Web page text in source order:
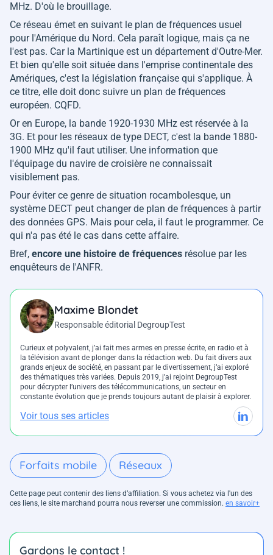
MHz. D'où le brouillage.
Ce réseau émet en suivant le plan de fréquences usuel
pour l'Amérique du Nord. Cela paraît logique, mais ça ne
l'est pas. Car la Martinique est un département d'Outre-Mer.
Et bien qu'elle soit située dans l'emprise continentale des
Amériques, c'est la législation française qui s'applique. À
ce titre, elle doit donc suivre un plan de fréquences
européen. CQFD.
Or en Europe, la bande 1920-1930 MHz est réservée à la
3G. Et pour les réseaux de type DECT, c'est la bande 1880-
1900 MHz qu'il faut utiliser. Une information que
l'équipage du navire de croisière ne connaissait
visiblement pas.
Pour éviter ce genre de situation rocambolesque, un
système DECT peut changer de plan de fréquences à partir
des données GPS. Mais pour cela, il faut le programmer. Ce
qui n'a pas été le cas dans cette affaire.
Bref, encore une histoire de fréquences résolue par les
enquêteurs de l'ANFR.
Maxime Blondet
Responsable éditorial DegroupTest
Curieux et polyvalent, j’ai fait mes armes en presse écrite, en radio et à
la télévision avant de plonger dans la rédaction web. Du fait divers aux
grands enjeux de société, en passant par le divertissement, j’ai exploré
des thématiques très variées. Depuis 2019, j’ai rejoint DegroupTest
pour décrypter l’univers des télécommunications, un secteur en
constante évolution que je prends toujours autant de plaisir à explorer.
Voir tous ses articles
Forfaits mobile Réseaux
Cette page peut contenir des liens d’affiliation. Si vous achetez via l'un des
ces liens, le site marchand pourra nous reverser une commission. en savoir+
Gardons le contact !